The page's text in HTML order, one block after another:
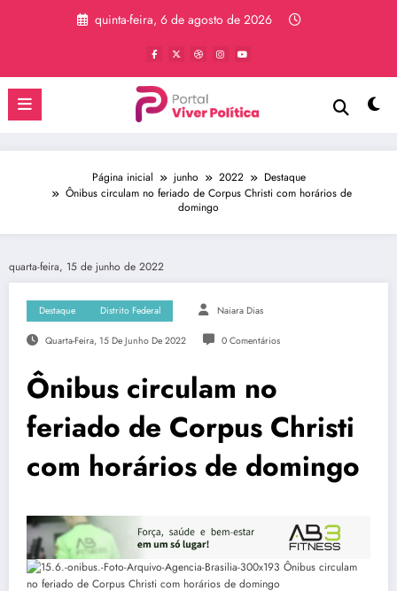
quinta-feira, 6 de agosto de 2026
Página inicial junho 2022
Destaque
Ônibus circulam no feriado de Corpus Christi com horários de
domingo
quarta-feira, 15 de junho de 2022
Destaque Distrito Federal Naiara Dias
Quarta-Feira, 15 De Junho De 2022 0 Comentários
Ônibus circulam no
feriado de Corpus Christi
com horários de domingo